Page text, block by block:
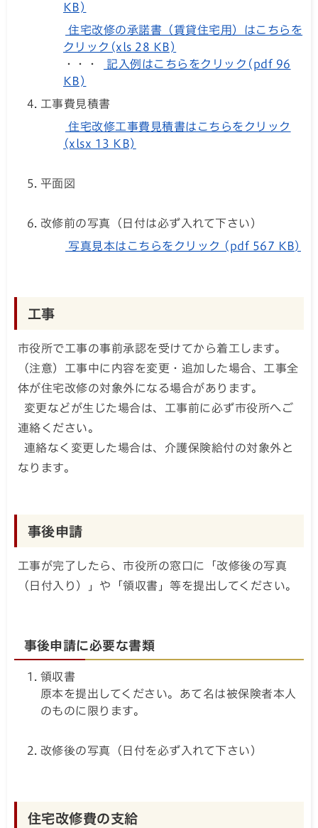
KB)
住宅改修の承諾書（賃貸住宅用）はこちらを
クリック(xls 28 KB)
・・・
記入例はこちらをクリック(pdf 96
KB)
工事費見積書
住宅改修工事費見積書はこちらをクリック
(xlsx 13 KB)
平面図
改修前の写真（日付は必ず入れて下さい）
写真見本はこちらをクリック (pdf 567 KB)
工事
市役所で工事の事前承認を受けてから着工します。
（注意）工事中に内容を変更・追加した場合、工事全
体が住宅改修の対象外になる場合があります。
変更などが生じた場合は、工事前に必ず市役所へご
連絡ください。
連絡なく変更した場合は、介護保険給付の対象外と
なります。
事後申請
工事が完了したら、市役所の窓口に「改修後の写真
（日付入り）」や「領収書」等を提出してください。
事後申請に必要な書類
領収書
原本を提出してください。あて名は被保険者本人
のものに限ります。
改修後の写真（日付を必ず入れて下さい）
住宅改修費の支給